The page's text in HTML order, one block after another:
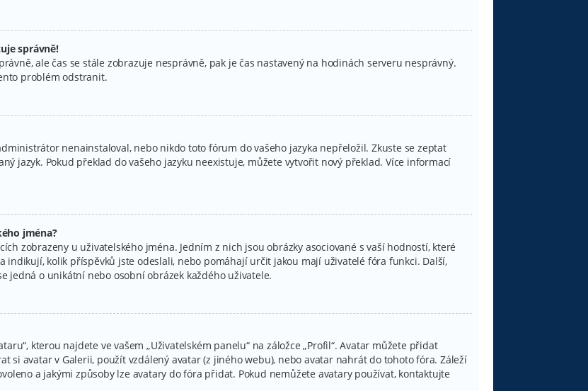
správně!
ale čas se stále zobrazuje nesprávně, pak je čas nastavený na hodinách serveru nesprávný.
problém odstranit.
nenainstaloval, nebo nikdo toto fórum do vašeho jazyka nepřeložil. Zkuste se zeptat
jazyk. Pokud překlad do vašeho jazyku neexistuje, můžete vytvořit nový překlad. Více informací
jména?
zobrazeny u uživatelského jména. Jedním z nich jsou obrázky asociované s vaší hodností, které
indikují, kolik příspěvků jste odeslali, nebo pomáhají určit jakou mají uživatelé fóra funkci. Další,
jedná o unikátní nebo osobní obrázek každého uživatele.
kterou najdete ve vašem „Uživatelském panelu“ na záložce „Profil“. Avatar můžete přidat
si avatar v Galerii, použít vzdálený avatar (z jiného webu), nebo avatar nahrát do tohoto fóra. Záleží
a jakými způsoby lze avatary do fóra přidat. Pokud nemůžete avatary používat, kontaktujte